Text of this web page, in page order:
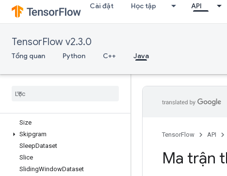
Cài đặt Học tập API
TensorFlow v2.3.0
Tổng quan Python C++ Java
SendTPUEmbeddingGradients
SetDiff1d
Shape
ShuffleAndRepeatDatasetV2
Shuffle
Size
Skipgram
SleepDataset
Slice
SlidingWindowDataset
TensorFlow API
Ma trận